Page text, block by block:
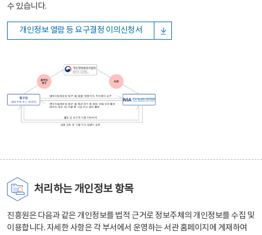
수 있습니다.
개인정보 열람 등 요구결정 이의신청서
처리하는 개인정보 항목
진흥원은 다음과 같은 개인정보를 법적 근거로 정보주체의 개인정보를 수집 및
이용합니다. 자세한 사항은 각 부서에서 운영하는 서관 홈페이지에 게재하여